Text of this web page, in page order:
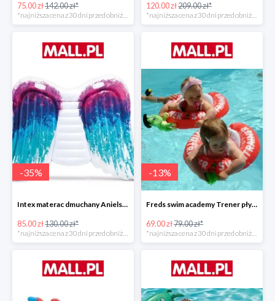
75.00 zł142.00 zł*
*najniższa cena z 30 dni przed obniżką
120.00 zł209.00 zł*
*najniższa cena z 30 dni przed obniżką
-35%
Intex materac dmuchany Anielskie skrzydła -34%
85.00 zł130.00 zł*
-13%
Freds swim academy Trener pływania
69.00 zł79.00 zł*